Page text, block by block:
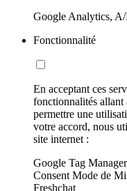
Google Analytics,
Fonctionnalité
En acceptant ces
fonctionnalités allant
permettre une
votre accord, nous
site internet :
Google Tag
Consent Mode de
Freshchat